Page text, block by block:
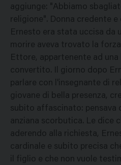
aggiunge: "Abbiamo
religione". Donna credente e
Ernesto era stata uccisa da
morire aveva trovato la
Ettore, appartenente ad una
convertito. Il giorno dopo
parlare con l'insegnante di
giovane di bella presenza,
subito affascinato: pensava
anziana scorbutica. Le dice
aderendo alla richiesta,
cardinale e subito precisa
il figlio e che non vuole